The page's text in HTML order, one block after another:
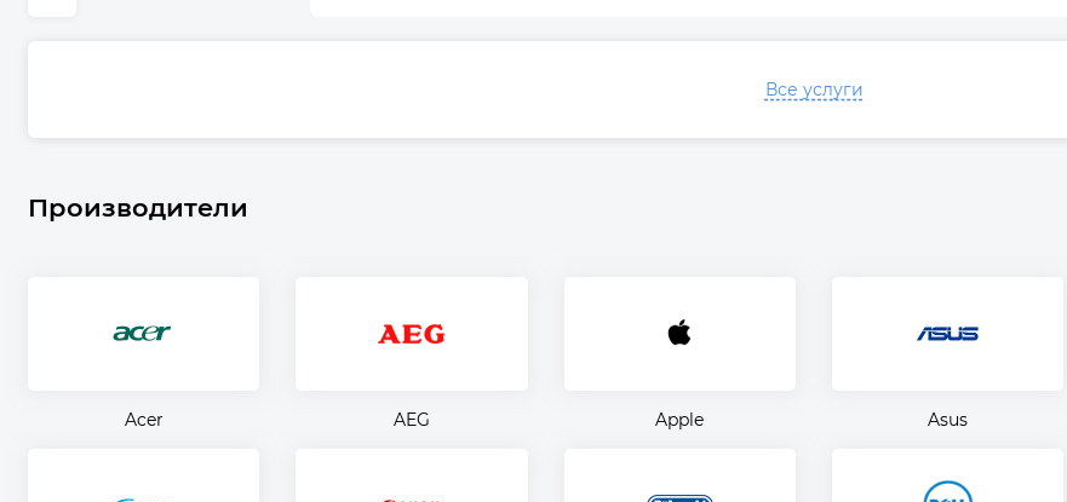
Все услуги
Производители
Acer AEG Apple Asus